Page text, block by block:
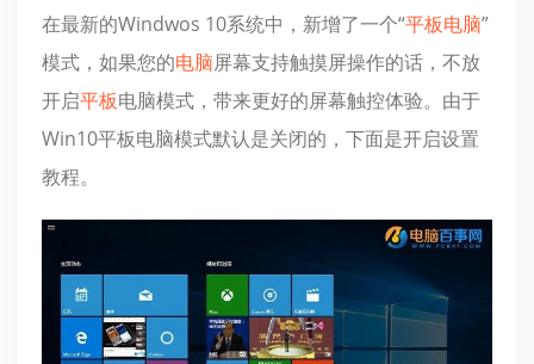
在最新的Windwos 10系统中，新增了一个“平板电脑”
模式，如果您的电脑屏幕支持触摸屏操作的话，不放
开启平板电脑模式，带来更好的屏幕触控体验。由于
Win10平板电脑模式默认是关闭的，下面是开启设置
教程。